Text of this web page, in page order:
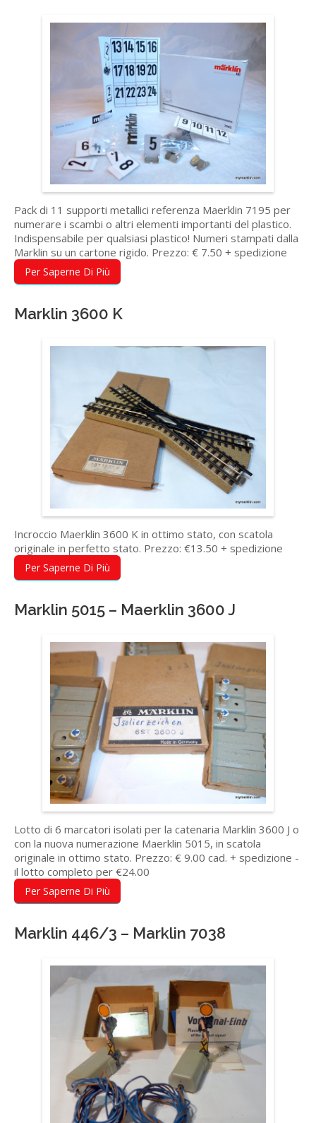
Pack di 11 supporti metallici referenza Maerklin 7195 per
numerare i scambi o altri elementi importanti del plastico.
Indispensabile per qualsiasi plastico! Numeri stampati dalla
Marklin su un cartone rigido. Prezzo: € 7.50 + spedizione
Per Saperne Di Più
Marklin 3600 K
Incroccio Maerklin 3600 K in ottimo stato, con scatola
originale in perfetto stato. Prezzo: €13.50 + spedizione
Per Saperne Di Più
Marklin 5015 – Maerklin 3600 J
Lotto di 6 marcatori isolati per la catenaria Marklin 3600 J o
con la nuova numerazione Maerklin 5015, in scatola
originale in ottimo stato. Prezzo: € 9.00 cad. + spedizione -
il lotto completo per €24.00
Per Saperne Di Più
Marklin 446/3 – Marklin 7038